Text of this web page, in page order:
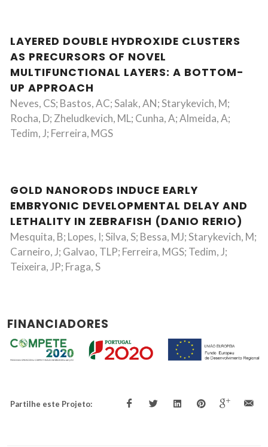
LAYERED DOUBLE HYDROXIDE CLUSTERS
AS PRECURSORS OF NOVEL
MULTIFUNCTIONAL LAYERS: A BOTTOM-
UP APPROACH
Neves, CS; Bastos, AC; Salak, AN; Starykevich, M;
Rocha, D; Zheludkevich, ML; Cunha, A; Almeida, A;
Tedim, J; Ferreira, MGS
GOLD NANORODS INDUCE EARLY
EMBRYONIC DEVELOPMENTAL DELAY AND
LETHALITY IN ZEBRAFISH (DANIO RERIO)
Mesquita, B; Lopes, I; Silva, S; Bessa, MJ; Starykevich, M;
Carneiro, J; Galvao, TLP; Ferreira, MGS; Tedim, J;
Teixeira, JP; Fraga, S
FINANCIADORES
Partilhe este Projeto: